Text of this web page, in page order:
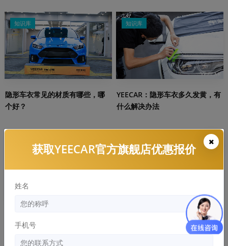
知识库
隐形车衣常见的材质有哪些，哪
个好？
知识库
YEECAR：隐形车衣多久发黄，有
什么解决办法
还贵！
知识库
隐形车衣和改色膜哪个好，两者
获取YEECAR官方旗舰店优惠报价
姓名
手机号